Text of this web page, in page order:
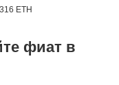
ETH
фиат в